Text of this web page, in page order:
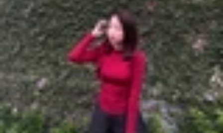
So sánh Xiaomi 15 Pro và Xiaomi 14
Pro: Đến lúc nâng cấp chưa?
Anh Thư
Ngày đăng:
21/11/2024
Cập nhật: 21/11/2024
Theo dõi XTMobile trên